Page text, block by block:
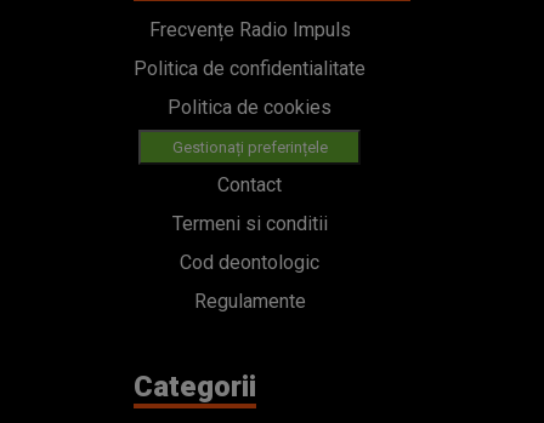
Frecvențe Radio Impuls
Politica de confidentialitate
Politica de cookies
Gestionați preferințele
Contact
Termeni si conditii
Cod deontologic
Regulamente
Categorii